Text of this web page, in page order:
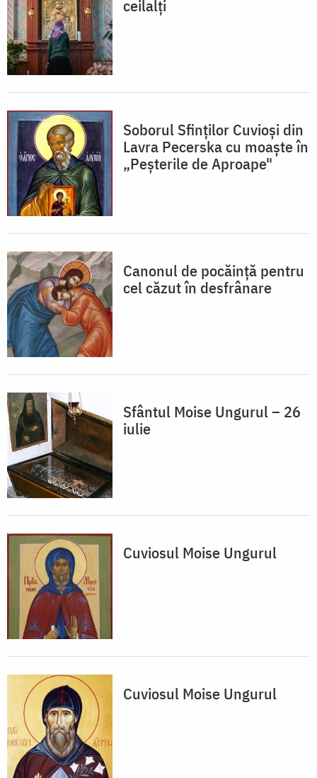
ceilalți
Soborul Sfinților Cuvioși din
Lavra Pecerska cu moaște în
„Peșterile de Aproape"
Canonul de pocăinţă pentru
cel căzut în desfrânare
Sfântul Moise Ungurul – 26
iulie
Cuviosul Moise Ungurul
Cuviosul Moise Ungurul